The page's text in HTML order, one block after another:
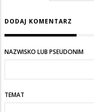
DODAJ KOMENTARZ
NAZWISKO LUB PSEUDONIM
TEMAT